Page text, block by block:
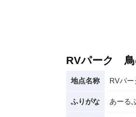
RVパーク 鳥
地点名称 RVパ
ふりがな あーる